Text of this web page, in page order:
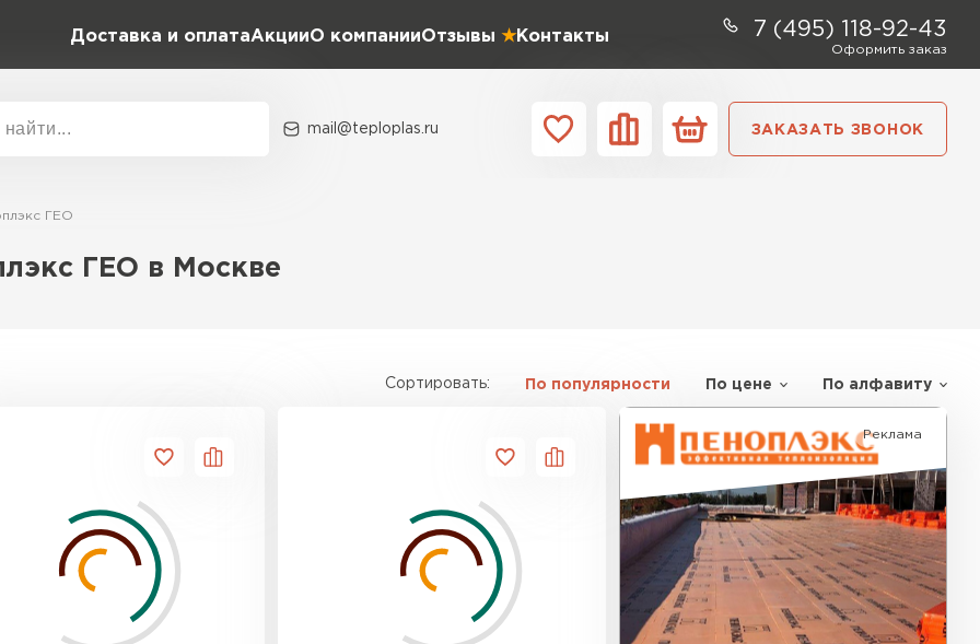
Доставка и оплатаАкцииО компанииОтзывы Контакты 7 (495) 118-92-43
Оформить заказ
mail@teploplas.ru ЗАКАЗАТЬ ЗВОНОК
ГЕО
ГЕО в Москве
Сортировать: По популярности По цене По алфавиту
Реклама
Контакты
Утеплитель Тизол
ПЕРЕЙТИ